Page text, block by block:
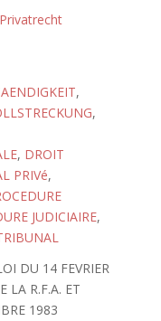
,
,
, DROIT
PRIVé,
JUDICIAIRE,
DU 14 FEVRIER
LA R.F.A. ET
1983